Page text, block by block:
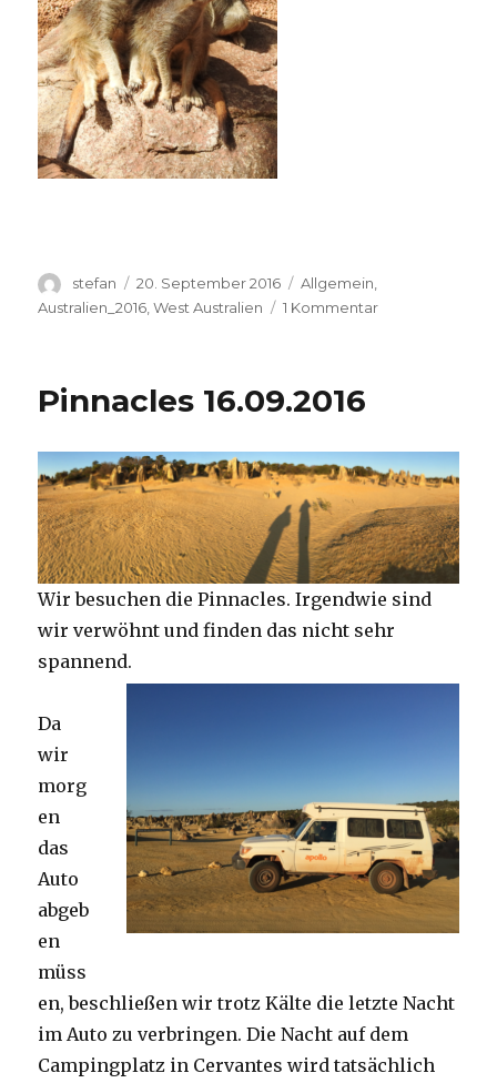
Autor
stefan
Veröffentlicht
am
20. September 2016 Kategorien
Allgemein,
Australien_2016 ,West Australien 1 Kommentarzu
Pinnacles 16.09.2016
Wir besuchen die Pinnacles. Irgendwie sind
wir verwöhnt und finden das nicht sehr
spannend.
Da
wir
morg
en
das
Auto
abgeb
en
müss
en, beschließen wir trotz Kälte die letzte Nacht
im Auto zu verbringen. Die Nacht auf dem
Campingplatz in Cervantes wird tatsächlich